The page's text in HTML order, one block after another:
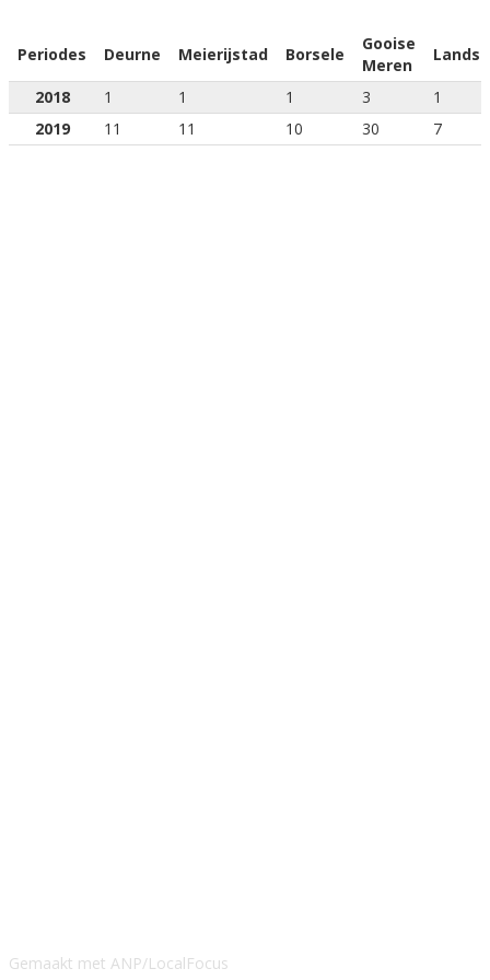
Periodes Deurne Meierijstad Borsele
Gooise
Meren
2018 1 1 1 3
1
2019
11 11 10 30 7
Gemaakt met ANP/LocalFocus